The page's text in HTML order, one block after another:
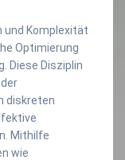
und Komplexität
Optimierung
Diese Disziplin
diskreten
Mithilfe
wie